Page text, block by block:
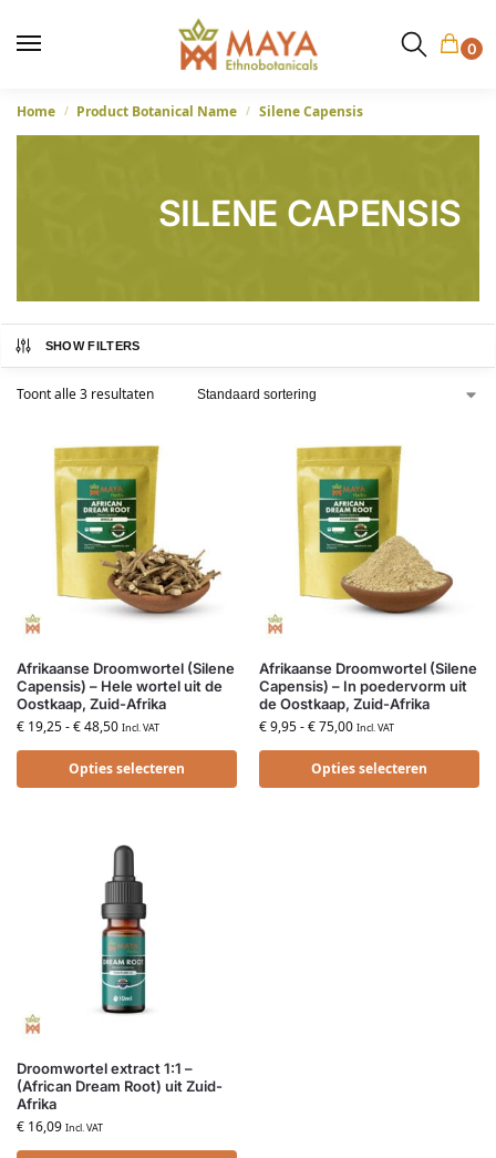
0
Home / Product Botanical Name / Silene Capensis
SILENE CAPENSIS
SHOW FILTERS
Toont alle 3 resultaten
Afrikaanse Droomwortel (Silene
Capensis) – Hele wortel uit de
Oostkaap, Zuid-Afrika
€ 19,25-€48,50 Incl. VAT
Opties selecteren
Afrikaanse Droomwortel (Silene
Capensis) – In poedervorm uit
de Oostkaap, Zuid-Afrika
€9,95-€75,00 Incl. VAT
Opties selecteren
Droomwortel extract 1:1 –
(African Dream Root) uit Zuid-
Afrika
€ 16,09 Incl. VAT